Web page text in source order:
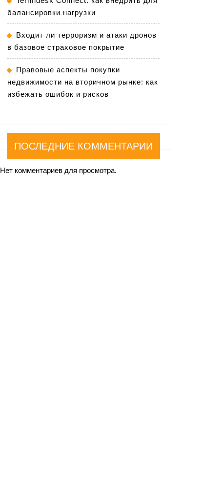
балансировки нагрузки
Входит ли терроризм и атаки дронов
в базовое страховое покрытие
Правовые аспекты покупки
недвижимости на вторичном рынке: как
избежать ошибок и рисков
ПОСЛЕДНИЕ КОММЕНТАРИИ
Нет комментариев для просмотра.